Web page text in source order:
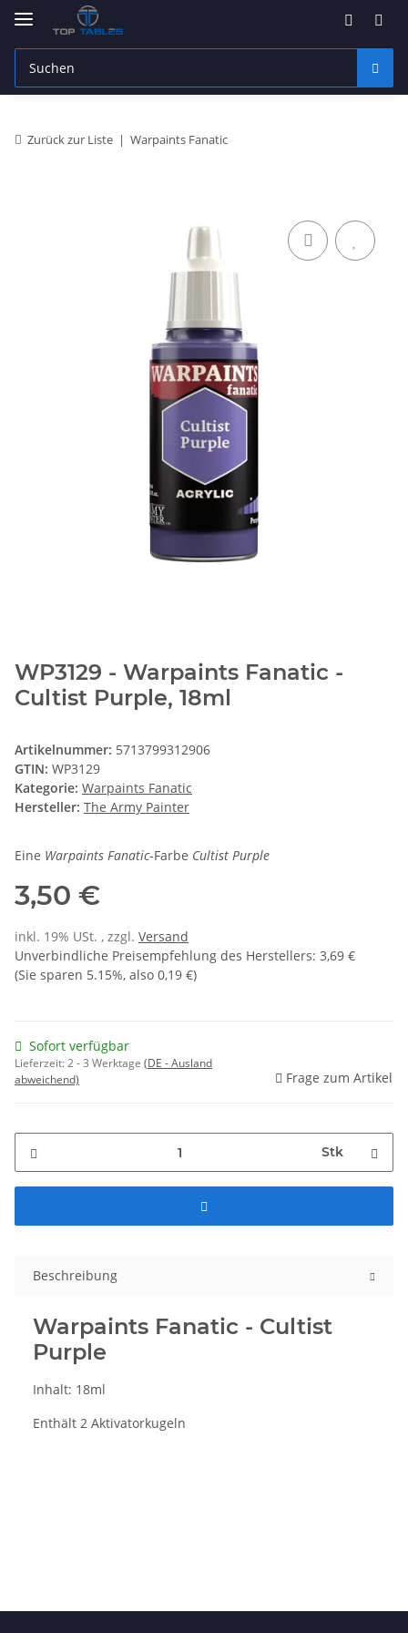
Zurück zur Liste Warpaints Fanatic
WP3129 - Warpaints Fanatic -
Cultist Purple, 18ml
Artikelnummer: 5713799312906
GTIN: WP3129
Kategorie: Warpaints Fanatic
Hersteller: The Army Painter
Eine Warpaints Fanatic-Farbe Cultist Purple
3,50 €
inkl. 19% USt. , zzgl. Versand
Unverbindliche Preisempfehlung des Herstellers: 3,69 €
(Sie sparen 5.15%, also 0,19 €)
Sofort verfügbar
Lieferzeit:2 - 3 Werktage (DE - Ausland
abweichend)
Frage zum Artikel
Stk
Beschreibung
Warpaints Fanatic - Cultist
Purple
Inhalt: 18ml
Enthält 2 Aktivatorkugeln